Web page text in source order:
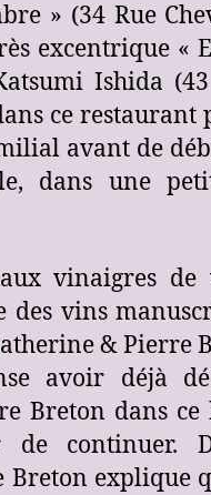
» (34 Rue
excentrique «
Ishida
ce restaurant
avant de
dans une
vinaigres de
des vins
&
avoir déjà
Breton dans
de continuer.
explique